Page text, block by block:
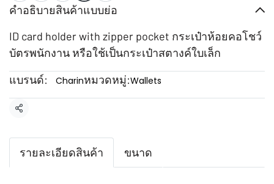
คำอธิบายสินค้าแบบย่อ
ID card holder with zipper pocket กระเป๋าห้อยคอโชว์
บัตรพนักงาน หรือใช้เป็นกระเป๋าสตางค์ใบเล็ก
แบรนด์:
Charinหมวดหมู่:Wallets
แชร์
รายละเอียดสินค้า ขนาด